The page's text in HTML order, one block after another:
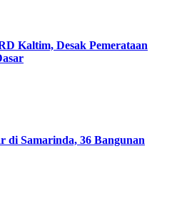
Kaltim, Desak Pemerataan
di Samarinda, 36 Bangunan